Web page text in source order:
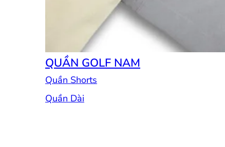
QUẦN GOLF NAM
Quần Shorts
Quần Dài